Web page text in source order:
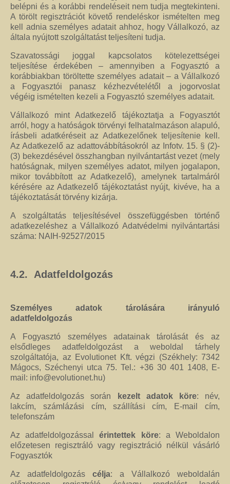
belépni és a korábbi rendeléseit nem tudja megtekinteni.
A törölt regisztrációt követő rendeléskor ismételten meg
kell adnia személyes adatait ahhoz, hogy Vállalkozó, az
általa nyújtott szolgáltatást teljesíteni tudja.
Szavatossági joggal kapcsolatos kötelezettségei
teljesítése érdekében – amennyiben a Fogyasztó a
korábbiakban töröltette személyes adatait – a Vállalkozó
a Fogyasztói panasz kézhezvételétől a jogorvoslat
végéig ismételten kezeli a Fogyasztó személyes adatait.
Vállalkozó mint Adatkezelő tájékoztatja a Fogyasztót
arról, hogy a hatóságok törvényi felhatalmazáson alapuló,
írásbeli adatkéréseit az Adatkezelőnek teljesítenie kell.
Az Adatkezelő az adattovábbításokról az Infotv. 15. § (2)-
(3) bekezdésével összhangban nyilvántartást vezet (mely
hatóságnak, milyen személyes adatot, milyen jogalapon,
mikor továbbított az Adatkezelő), amelynek tartalmáról
kérésére az Adatkezelő tájékoztatást nyújt, kivéve, ha a
tájékoztatását törvény kizárja.
A szolgáltatás teljesítésével összefüggésben történő
adatkezeléshez a Vállalkozó Adatvédelmi nyilvántartási
száma: NAIH-92527/2015
4.2. Adatfeldolgozás
Személyes adatok tárolására irányuló
adatfeldolgozás
A Fogyasztó személyes adatainak tárolását és az
elsődleges adatfeldolgozást a weboldal tárhely
szolgáltatója, az Evolutionet Kft. végzi (Székhely: 7342
Mágocs, Széchenyi utca 75. Tel.: +36 30 401 1408, E-
mail: info@evolutionet.hu)
Az adatfeldolgozás során kezelt adatok köre: név,
lakcím, számlázási cím, szállítási cím, E-mail cím,
telefonszám
Az adatfeldolgozássalérintettek köre: a Weboldalon
előzetesen regisztráló vagy regisztráció nélkül vásárló
Fogyasztók
Az adatfeldolgozás célja: a Vállalkozó weboldalán